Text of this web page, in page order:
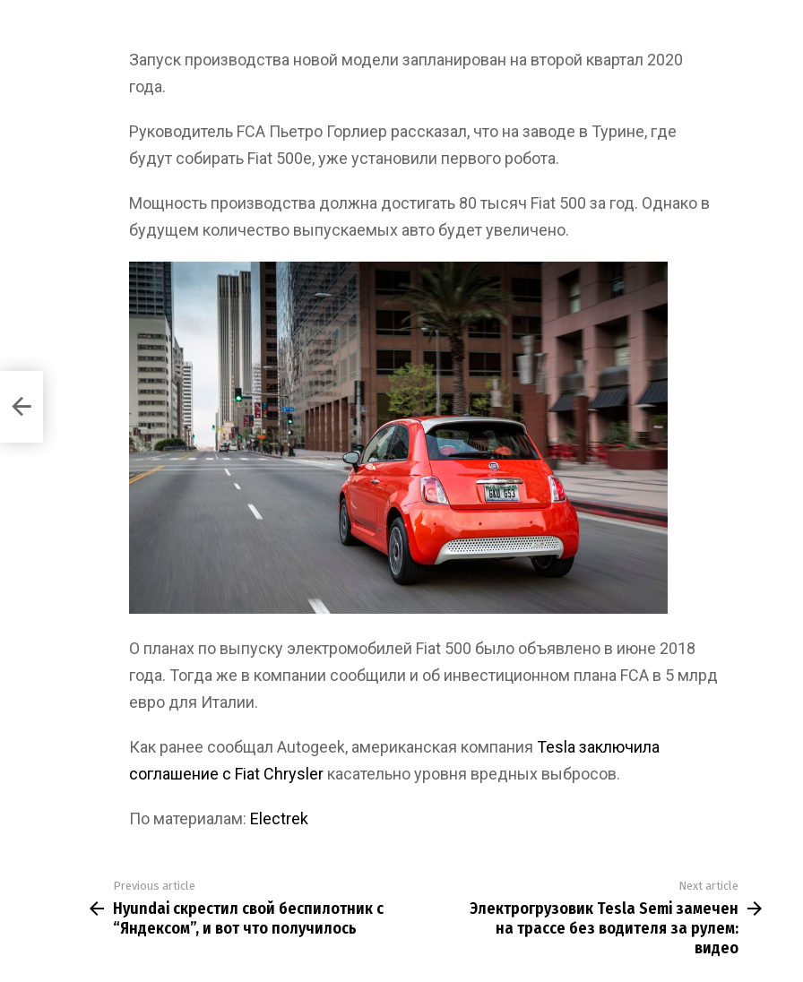
Запуск производства новой модели запланирован на второй квартал 2020
года.
Руководитель FCA Пьетро Горлиер рассказал, что на заводе в Турине, где
будут собирать Fiat 500e, уже установили первого робота.
Мощность производства должна достигать 80 тысяч Fiat 500 за год. Однако в
будущем количество выпускаемых авто будет увеличено.
О планах по выпуску электромобилей Fiat 500 было объявлено в июне 2018
года. Тогда же в компании сообщили и об инвестиционном плана FCA в 5 млрд
евро для Италии.
Как ранее сообщал Autogeek, американская компания Tesla заключила
соглашение с Fiat Chrysler касательно уровня вредных выбросов.
По материалам: Electrek
more
Previous article
Hyundai скрестил свой беспилотник с
“Яндексом”, и вот что получилось
Next article
Электрогрузовик Tesla Semi замечен
на трассе без водителя за рулем:
видео